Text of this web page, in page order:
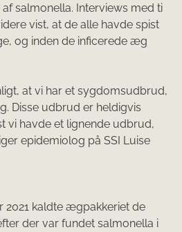
salmonella. Interviews med ti
vist, at de alle havde spist
og inden de inficerede æg
at vi har et sygdomsudbrud,
Disse udbrud er heldigvis
vi havde et lignende udbrud,
epidemiolog på SSI Luise
2021 kaldte ægpakkeriet de
der var fundet salmonella i